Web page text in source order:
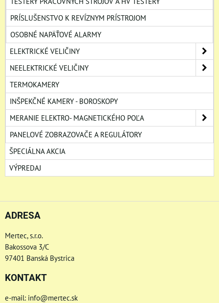
PRÍSLUŠENSTVO K REVÍZNYM PRÍSTROJOM
OSOBNÉ NAPÄŤOVÉ ALARMY
ELEKTRICKÉ VELIČINY
NEELEKTRICKÉ VELIČINY
TERMOKAMERY
INŠPEKČNÉ KAMERY - BOROSKOPY
MERANIE ELEKTRO- MAGNETICKÉHO POĽA
PANELOVÉ ZOBRAZOVAČE A REGULÁTORY
ŠPECIÁLNA AKCIA
VÝPREDAJ
ADRESA
Mertec, s.r.o.
Bakossova 3/C
97401 Banská Bystrica
KONTAKT
e-mail: info@mertec.sk